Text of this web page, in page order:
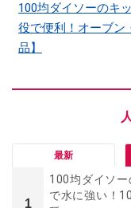
100均ダイソーのキ
役で便利！オーブン
品】
最新
1
100均ダイソー
で水に強い！